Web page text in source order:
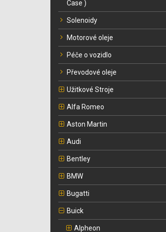
Case )
Solenoidy
Motorové oleje
Péče o vozidlo
Převodové oleje
Užitkové Stroje
Alfa Romeo
Aston Martin
Audi
Bentley
BMW
Bugatti
Buick
Alpheon